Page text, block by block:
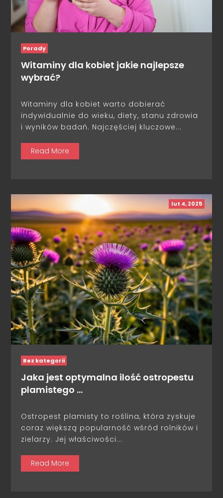
Porady
Witaminy dla kobiet jakie najlepsze
wybrać?
Witaminy dla kobiet warto dobierać
indywidualnie do wieku, diety, stanu zdrowia
i wyników badań. Najczęściej kluczowe...
Read More
lut 4, 2025
Bez kategorii
Jaka jest optymalna ilość ostropestu
plamistego …
Ostropest plamisty to roślina, która zyskuje
coraz większą popularność wśród rolników i
zielarzy. Jej właściwości...
Read More